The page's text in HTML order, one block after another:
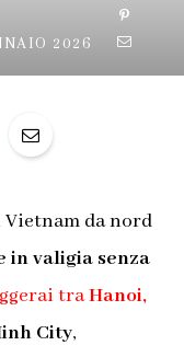
2026
da nord
in valigia senza
traHanoi,
City,